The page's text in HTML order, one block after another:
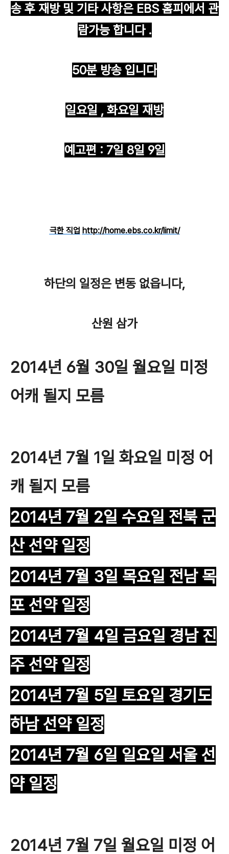
송 후 재방 및 기타 사항은 EBS 홈피에서 관
람가능 합니다 .
50분 방송 입니다
일요일 , 화요일 재방
예고편 : 7일 8일 9일
극한 직업 http://home.ebs.co.kr/limit/
하단의 일정은 변동 없읍니다,
산원 삼가
2014년 6월 30일 월요일 미정
어캐 될지 모름
2014년 7월 1일 화요일 미정 어
캐 될지 모름
2014년 7월 2일 수요일 전북 군
산 선약 일정
2014년 7월 3일 목요일 전남 목
포 선약 일정
2014년 7월 4일 금요일 경남 진
주 선약 일정
2014년 7월 5일 토요일 경기도
하남 선약 일정
2014년 7월 6일 일요일 서울 선
약 일정
2014년 7월 7일 월요일 미정 어